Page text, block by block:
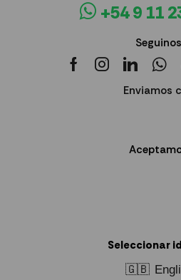
+54 9 11
Enviamos
Seleccionar
🇬🇧